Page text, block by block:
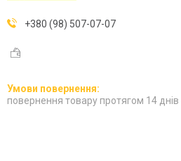
+380 (98) 507-07-07
повернення товару протягом 14 днів